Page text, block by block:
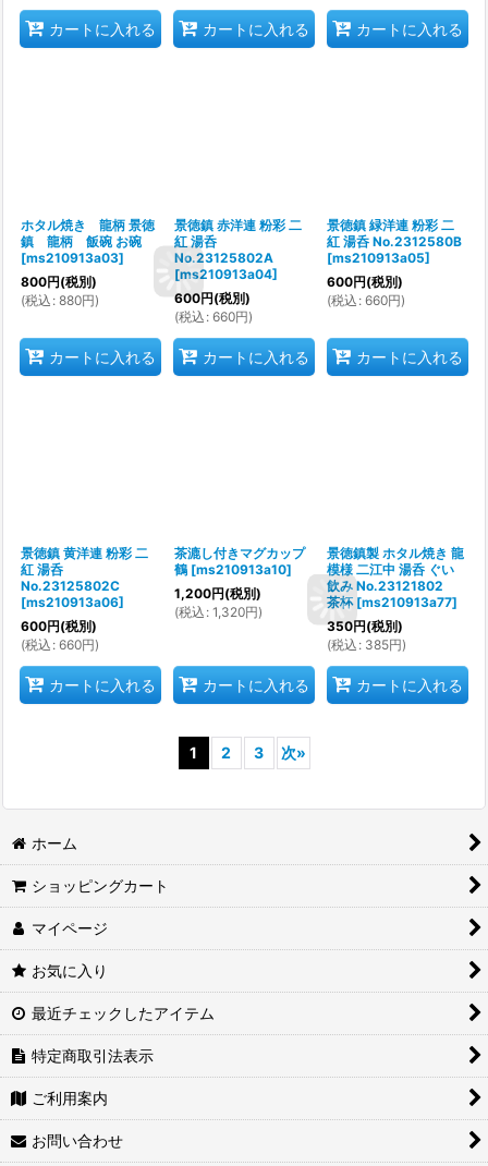
カートに入れる カートに入れる カートに入れる
ホタル焼き 龍柄 景徳
鎮 龍柄 飯碗 お碗
[ms210913a03]
800円(税別)
(税込 : 880円)
カートに入れる
景徳鎮 赤洋連 粉彩 二
紅 湯呑
No.23125802A
[ms210913a04]
600円(税別)
(税込 : 660円)
カートに入れる
景徳鎮 緑洋連 粉彩 二
紅 湯呑 No.2312580B
[ms210913a05]
600円(税別)
(税込 : 660円)
カートに入れる
景徳鎮 黄洋連 粉彩 二
紅 湯呑
No.23125802C
[ms210913a06]
600円(税別)
(税込 : 660円)
カートに入れる
茶漉し付きマグカップ
鶴 [ms210913a10]
1,200円(税別)
(税込 : 1,320円)
カートに入れる
景徳鎮製 ホタル焼き 龍
模様 二江中 湯呑 ぐい
飲み No.23121802
茶杯 [ms210913a77]
350円(税別)
(税込 : 385円)
カートに入れる
1 2 3 次»
ホーム
ショッピングカート
マイページ
お気に入り
最近チェックしたアイテム
特定商取引法表示
ご利用案内
お問い合わせ